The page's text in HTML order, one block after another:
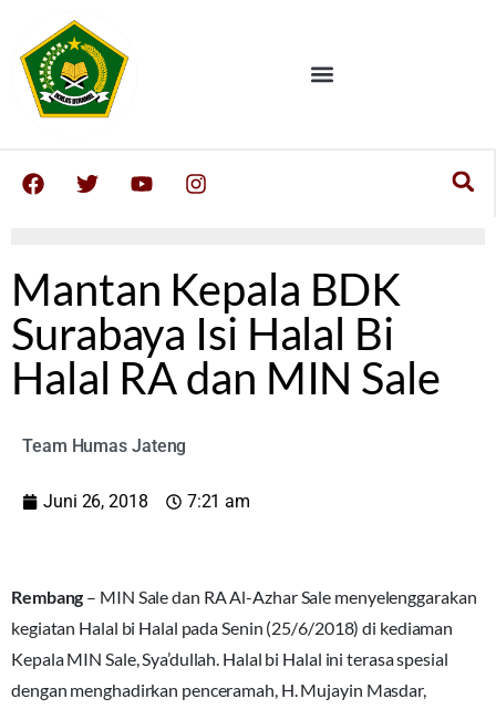
Mantan Kepala BDK
Surabaya Isi Halal Bi
Halal RA dan MIN Sale
Team Humas Jateng
Juni 26, 2018 7:21 am
Rembang – MIN Sale dan RA Al-Azhar Sale menyelenggarakan
kegiatan Halal bi Halal pada Senin (25/6/2018) di kediaman
Kepala MIN Sale, Sya’dullah. Halal bi Halal ini terasa spesial
dengan menghadirkan penceramah, H. Mujayin Masdar,